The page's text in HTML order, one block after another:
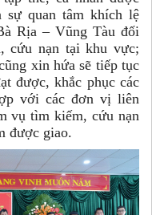
sự quan tâm khích lệ
Rịa – Vũng Tàu đối
cứu nạn tại khu vực;
xin hứa sẽ tiếp tục
được, khắc phục các
với các đơn vị liên
vụ tìm kiếm, cứu nạn
được giao.